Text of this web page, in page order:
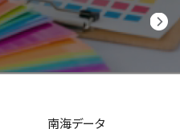
南海データ